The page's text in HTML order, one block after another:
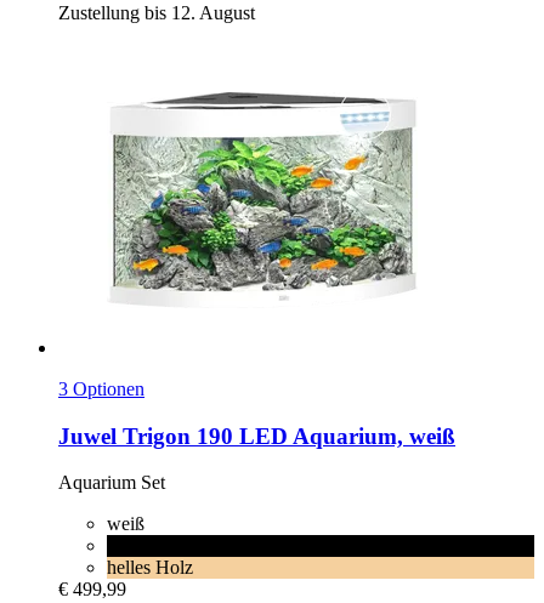
Zustellung bis 12. August
3 Optionen
Juwel Trigon 190 LED Aquarium, weiß
Aquarium Set
weiß
helles Holz
€ 499,99